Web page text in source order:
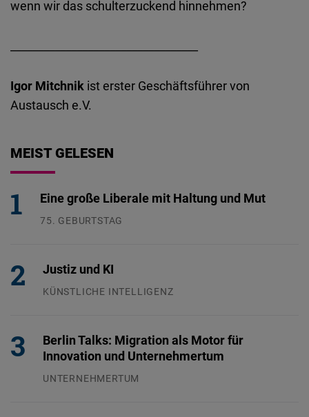
wenn wir das schulterzuckend hinnehmen?
Igor Mitchnik ist erster Geschäftsführer von
Austausch e.V.
MEIST GELESEN
Eine große Liberale mit Haltung und Mut
75. GEBURTSTAG
Justiz und KI
KÜNSTLICHE INTELLIGENZ
Berlin Talks: Migration als Motor für
Innovation und Unternehmertum
UNTERNEHMERTUM